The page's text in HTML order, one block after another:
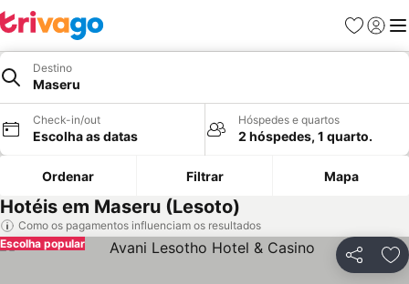
Favoritos
Iniciar
Destino
Maseru
Check-in/out
Escolha as datas
Hóspedes e quartos
2 hóspedes, 1 quarto.
Ordenar Filtrar Mapa
Hotéis em Maseru (Lesoto)
Como os pagamentos influenciam os resultados
Partilhar
Escolha popular